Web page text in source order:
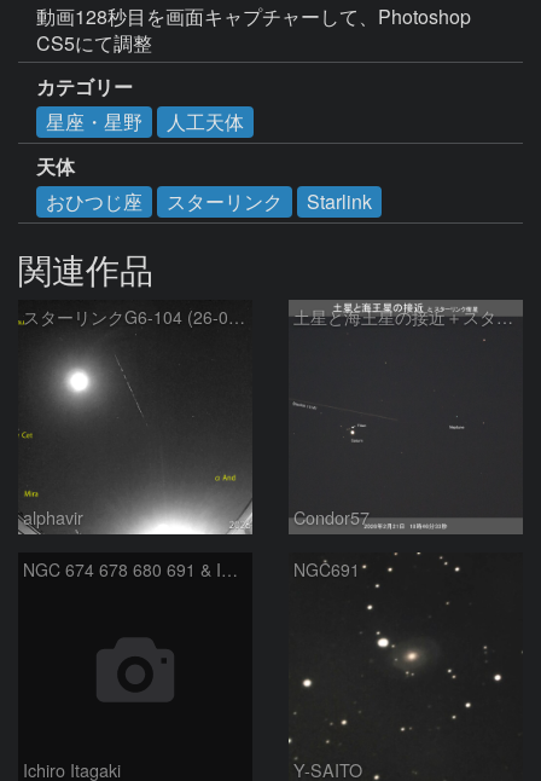
動画128秒目を画面キャプチャーして、Photoshop
CS5にて調整
カテゴリー
星座・星野
人工天体
天体
おひつじ座
スターリンク Starlink
関連作品
スターリンクG6-104 (26-02-23)
alphavir
土星と海王星の接近＋スターリンク衛星
Condor57
NGC 674 678 680 691 & IC 167
Ichiro Itagaki
NGC691
Y-SAITO